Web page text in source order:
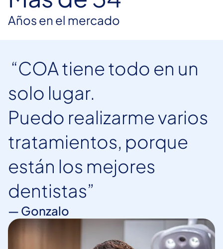
Años en el mercado
solo lugar.
Puedo realizarme varios
tratamientos, porque
están los mejores
dentistas”
— Gonzalo